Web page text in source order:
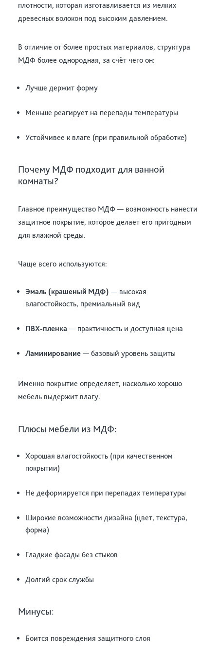
плотности, которая изготавливается из мелких
древесных волокон под высоким давлением.
В отличие от более простых материалов, структура
МДФ более однородная, за счёт чего он:
Лучше держит форму
Меньше реагирует на перепады температуры
Устойчивее к влаге (при правильной обработке)
Почему МДФ подходит для ванной
комнаты?
Главное преимущество МДФ — возможность нанести
защитное покрытие, которое делает его пригодным
для влажной среды.
Чаще всего используются:
Эмаль (крашеный МДФ) — высокая
влагостойкость, премиальный вид
ПВХ-пленка — практичность и доступная цена
Ламинирование — базовый уровень защиты
Именно покрытие определяет, насколько хорошо
мебель выдержит влагу.
Плюсы мебели из МДФ:
Хорошая влагостойкость (при качественном
покрытии)
Не деформируется при перепадах температуры
Широкие возможности дизайна (цвет, текстура,
форма)
Гладкие фасады без стыков
Долгий срок службы
Минусы:
Боится повреждения защитного слоя